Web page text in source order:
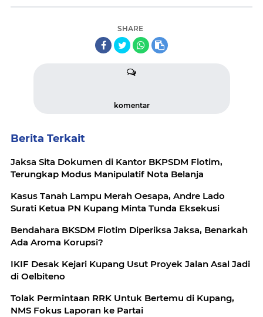
SHARE
komentar
Berita Terkait
Jaksa Sita Dokumen di Kantor BKPSDM Flotim,
Terungkap Modus Manipulatif Nota Belanja
Kasus Tanah Lampu Merah Oesapa, Andre Lado
Surati Ketua PN Kupang Minta Tunda Eksekusi
Bendahara BKSDM Flotim Diperiksa Jaksa, Benarkah
Ada Aroma Korupsi?
IKIF Desak Kejari Kupang Usut Proyek Jalan Asal Jadi
di Oelbiteno
Tolak Permintaan RRK Untuk Bertemu di Kupang,
NMS Fokus Laporan ke Partai